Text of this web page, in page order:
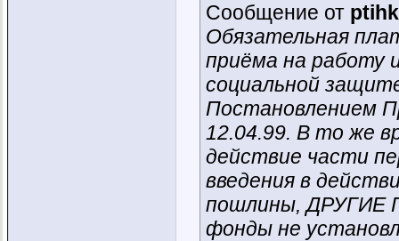
Сообщение от
Обязательная
приёма на работу
социальной
Постановлением
12.04.99. В то же
действие части
введения в
пошлины, ДРУГИЕ
фонды не